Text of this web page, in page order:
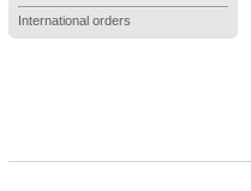
International orders